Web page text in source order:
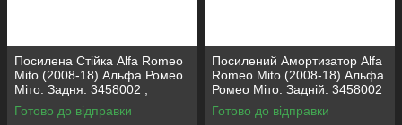
Посилена Стійка Alfa Romeo
Mito (2008-18) Альфа Ромео
Міто. Задня. 3458002 ,
317722. KOREA Аксусс!
Готово до відправки
Посилений Амортизатор Alfa
Romeo Mito (2008-18) Альфа
Ромео Міто. Задній. 3458002
, 317722. KOREA Аксусс!
Готово до відправки